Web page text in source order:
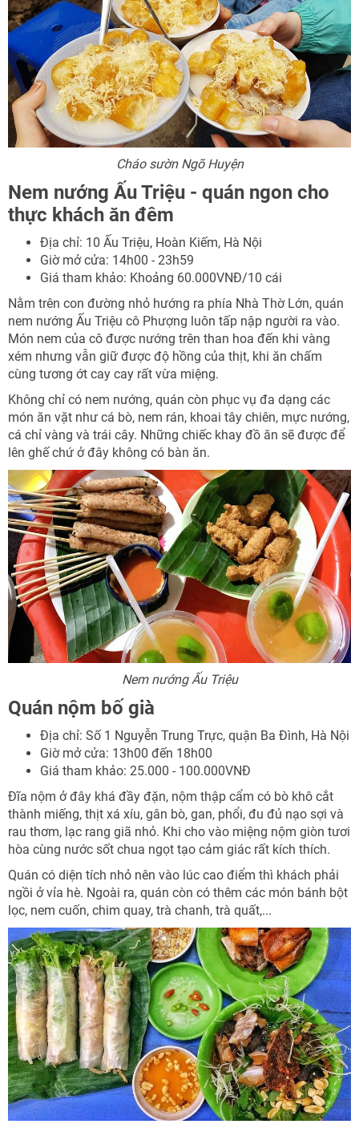
Cháo sườn Ngõ Huyện
Nem nướng Ấu Triệu - quán ngon cho
thực khách ăn đêm
Địa chỉ: 10 Ấu Triệu, Hoàn Kiếm, Hà Nội
Giờ mở cửa: 14h00 - 23h59
Giá tham khảo: Khoảng 60.000VNĐ/10 cái
Nằm trên con đường nhỏ hướng ra phía Nhà Thờ Lớn, quán
nem nướng Ấu Triệu cô Phượng luôn tấp nập người ra vào.
Món nem của cô được nướng trên than hoa đến khi vàng
xém nhưng vẫn giữ được độ hồng của thịt, khi ăn chấm
cùng tương ớt cay cay rất vừa miệng.
Không chỉ có nem nướng, quán còn phục vụ đa dạng các
món ăn vặt như cá bò, nem rán, khoai tây chiên, mực nướng,
cá chỉ vàng và trái cây. Những chiếc khay đồ ăn sẽ được để
lên ghế chứ ở đây không có bàn ăn.
Nem nướng Ấu Triệu
Quán nộm bố già
Địa chỉ: Số 1 Nguyễn Trung Trực, quận Ba Đình, Hà Nội
Giờ mở cửa: 13h00 đến 18h00
Giá tham khảo: 25.000 - 100.000VNĐ
Đĩa nộm ở đây khá đầy đặn, nộm thập cẩm có bò khô cắt
thành miếng, thịt xá xíu, gân bò, gan, phổi, đu đủ nạo sợi và
rau thơm, lạc rang giã nhỏ. Khi cho vào miệng nộm giòn tươi
hòa cùng nước sốt chua ngọt tạo cảm giác rất kích thích.
Quán có diện tích nhỏ nên vào lúc cao điểm thì khách phải
ngồi ở vỉa hè. Ngoài ra, quán còn có thêm các món bánh bột
lọc, nem cuốn, chim quay, trà chanh, trà quất,...